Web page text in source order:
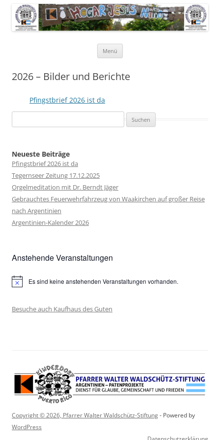
Menü
2026 – Bilder und Berichte
Pfingstbrief 2026 ist da
nach:
Neueste Beiträge
Pfingstbrief 2026 ist da
Tegernseer Zeitung 17.12.2025
Orgelmeditation mit Dr. Berndt Jäger
Gebrauchtes Feuerwehrfahrzeug von Waakirchen auf großer Reise
nach Argentinien
Argentinien-Kalender 2026
Anstehende Veranstaltungen
HinweisEs sind keine anstehenden Veranstaltungen vorhanden.
Besuche auch Kaufhaus des Guten
Copyright © 2026, Pfarrer Walter Waldschütz-Stiftung- Powered by
WordPress